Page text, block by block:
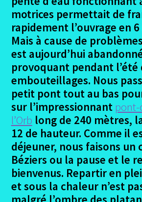
motrices permettait de
rapidement l’ouvrage en
Mais à cause de
est aujourd’hui
provoquant pendant l’été
embouteillages. Nous
petit pont tout au bas
sur l’impressionnant pont-
l’Orb long de 240 mètres,
12 de hauteur. Comme il
déjeuner, nous faisons un
Béziers ou la pause et le
bienvenus. Repartir en
et sous la chaleur n’est
malgré l’ombre des